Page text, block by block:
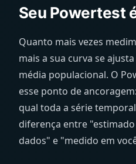
Seu Powertest
Quanto mais vezes
mais a sua curva se ajusta
média populacional. O
esse ponto de
qual toda a série
diferença entre
dados" e "medido em